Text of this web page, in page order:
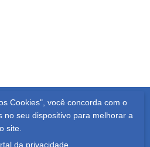
| 2021
Cookies", você concorda com o
no seu dispositivo para melhorar a
site.
da privacidade